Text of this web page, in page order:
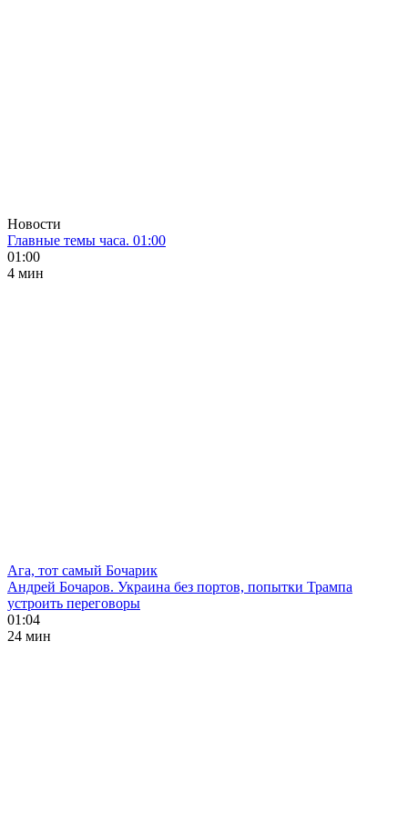
Новости
Главные темы часа. 01:00
01:00
4 мин
Ага, тот самый Бочарик
Андрей Бочаров. Украина без портов, попытки Трампа
устроить переговоры
01:04
24 мин